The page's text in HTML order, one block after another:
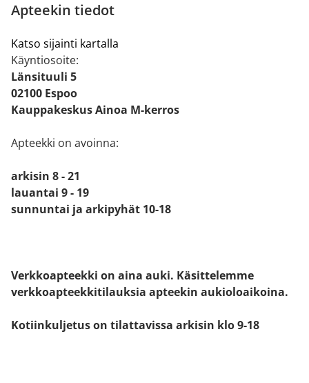
Apteekin tiedot
Katso sijainti kartalla
Käyntiosoite:
Länsituuli 5
02100 Espoo
Kauppakeskus Ainoa M-kerros
Apteekki on avoinna:
arkisin 8 - 21
lauantai 9 - 19
sunnuntai ja arkipyhät 10-18
Verkkoapteekki on aina auki. Käsittelemme
verkkoapteekkitilauksia apteekin aukioloaikoina.
Kotiinkuljetus on tilattavissa arkisin klo 9-18